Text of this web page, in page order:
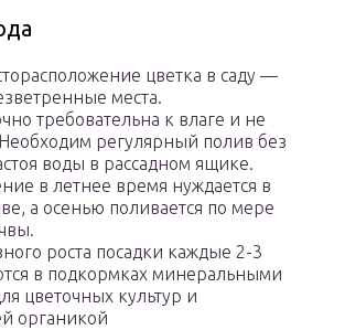
цветка в саду —
места.
требовательна к влаге и не
регулярный полив без
воды в рассадном ящике.
в летнее время нуждается в
а осенью поливается по мере
роста посадки каждые 2-3
в подкормках минеральными
цветочных культур и
органикой